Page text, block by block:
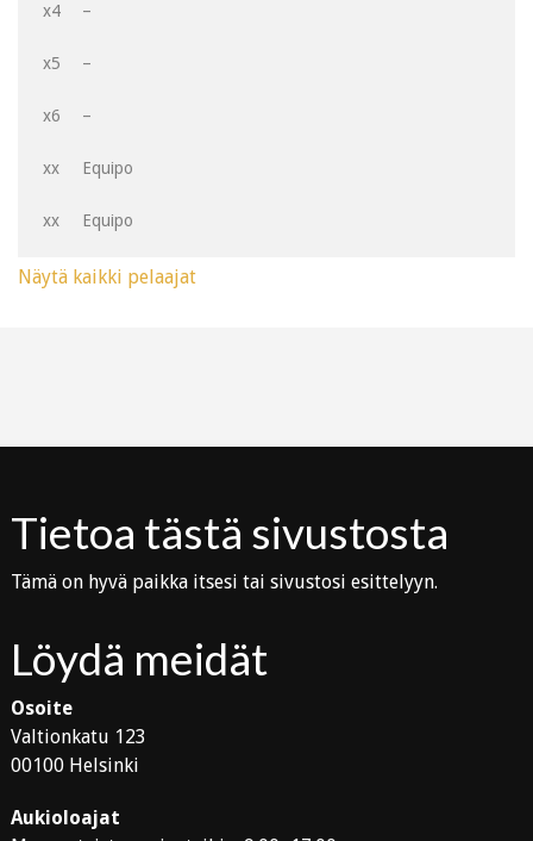
x4 –
x5 –
x6 –
xx Equipo
xx Equipo
Näytä kaikki pelaajat
Tietoa tästä sivustosta
Tämä on hyvä paikka itsesi tai sivustosi esittelyyn.
Löydä meidät
Osoite
Valtionkatu 123
00100 Helsinki
Aukioloajat